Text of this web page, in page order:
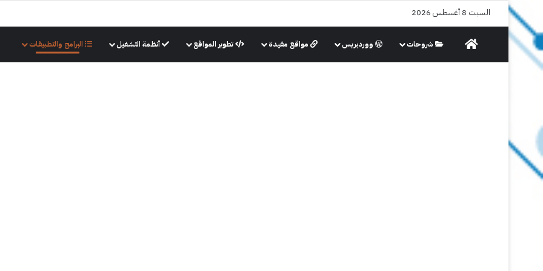
السبت 8 أغسطس 2026
الرئيسية شروحات ووردبريس مواقع مفيدة تطوير المواقع أنظمة التشغيل البرامج والتطبيقات